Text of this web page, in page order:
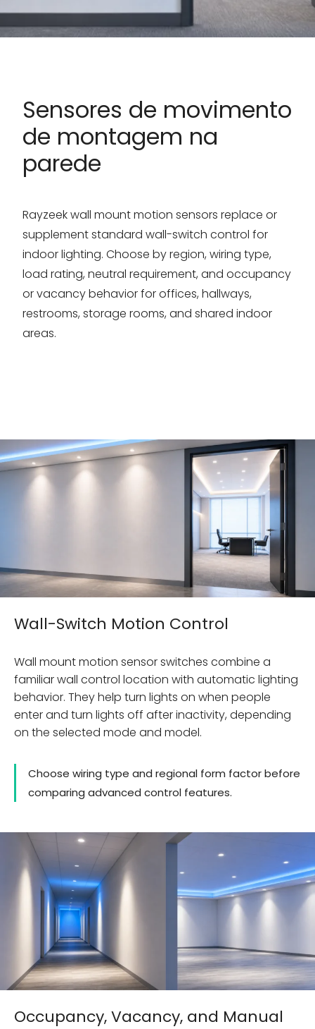
Sensores de movimento
de montagem na
parede
Rayzeek wall mount motion sensors replace or
supplement standard wall-switch control for
indoor lighting. Choose by region, wiring type,
load rating, neutral requirement, and occupancy
or vacancy behavior for offices, hallways,
restrooms, storage rooms, and shared indoor
areas.
Wall-Switch Motion Control
Wall mount motion sensor switches combine a
familiar wall control location with automatic lighting
behavior. They help turn lights on when people
enter and turn lights off after inactivity, depending
on the selected mode and model.
Choose wiring type and regional form factor before
comparing advanced control features.
Occupancy, Vacancy, and Manual